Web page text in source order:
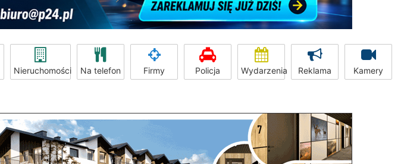
Nieruchomości Na telefon Firmy Policja Wydarzenia Reklama Kamery